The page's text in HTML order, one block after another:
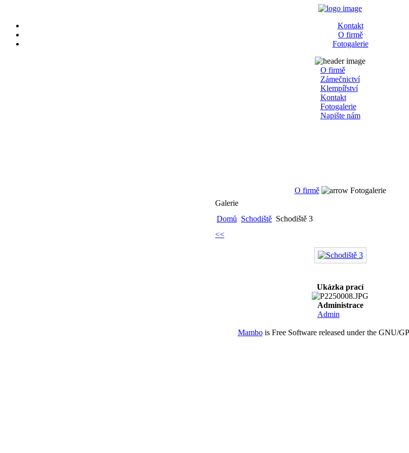
Kontakt
O firmě
Fotogalerie
O firmě
Zámečnictví
Klempířství
Kontakt
Fotogalerie
Napište nám
O firmě
Fotogalerie
Galerie
Domů Schodiště Schodiště 3
<<
Ukázka prací
Administrace
Admin
Mambois Free Software released under the GNU/